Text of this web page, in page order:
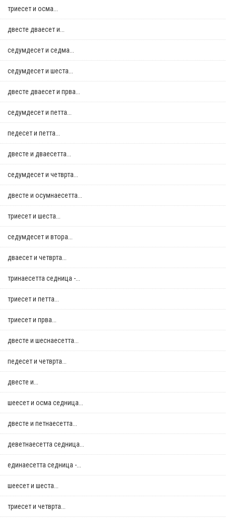
триесет и осма...
двестe дваесет и...
седумдесет и седма...
седумдесет и шеста...
двестe дваесет и прва...
седумдесет и петта...
педесет и петта...
двестe и дваесетта...
седумдесет и четврта...
двестe и осумнaесетта...
триесет и шеста...
седумдесет и втора...
дваесет и четврта...
тринаесетта седница -...
триесет и петта...
триесет и прва...
двестe и шеснаесетта...
педесет и четврта...
двестe и...
шеесет и осма седница...
двестe и петнаесетта...
деветнаесетта седница...
единаесетта седница -...
шеесет и шеста...
триесет и четврта...